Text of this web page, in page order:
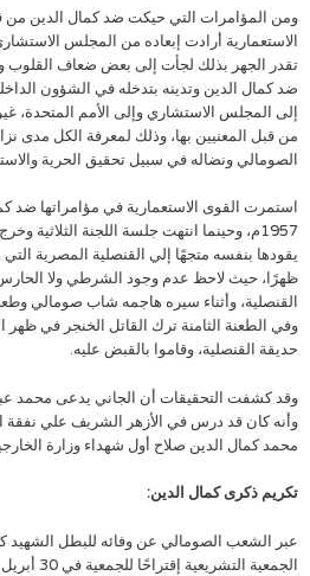
ومن المؤامرات التي حيكت ضد كمال الدين من
الاستعمارية أرادت إبعاده من المجلس الاستشاري
تقدر الجهر بذلك لجأت إلى بعض ضعاف القلوب
ضد كمال الدين وتدينه بتدخله في الشؤون
إلى المجلس الاستشاري وإلى الأمم المتحدة،
من قبل المعنيين بها، وذلك لمعرفة الكل مدى
الصومالي ونضاله في سبيل تحقيق الحرية
1957م، وحينما انتهت جلسة اللجنة الثلاثية
يقودها بنفسه متجهًا إلي القنصلية المصرية
ظهرًا، حيث لاحظ عدم وجود الشرطي ولا
القنصلية، وأثناء سيره هاجمه شاب صومالي
وفي الطعنة الثامنة ترك القاتل الخنجر في ظهر
حديقة القنصلية، وقاموا بالقبض عليه.
وقد كشفت التحقيقات أن الجاني يدعى محمد
وأنه كان قد درس في الأزهر الشريف علي نفقة
محمد كمال الدين صلاح أول شهداء وزارة
تكريم ذكرى كمال الدين:
عبر الشعب الصومالي عن وفائه للبطل الشهيد